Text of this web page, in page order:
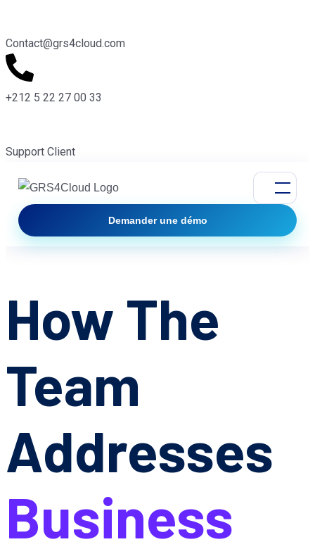
Contact@grs4cloud.com
+212 5 22 27 00 33
Support Client
Demander une démo
How The
Team
Addresses
Business